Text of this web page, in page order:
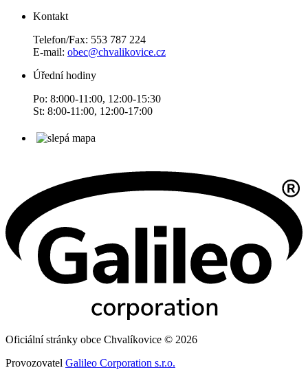
Kontakt
Telefon/Fax: 553 787 224
E-mail: obec@chvalikovice.cz
Úřední hodiny
Po: 8:000-11:00, 12:00-15:30
St: 8:00-11:00, 12:00-17:00
Oficiální stránky obce Chvalíkovice © 2026
Provozovatel Galileo Corporation s.r.o.